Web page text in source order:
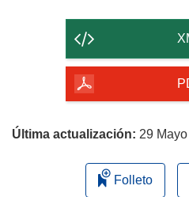
de
página
Última actualización: 29
Folleto